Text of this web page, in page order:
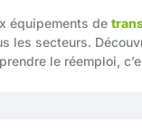
équipements de
les secteurs.
le réemploi,